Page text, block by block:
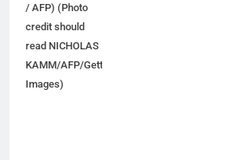
/ AFP) (Photo
credit should
read NICHOLAS
KAMM/AFP/Getty
Images)